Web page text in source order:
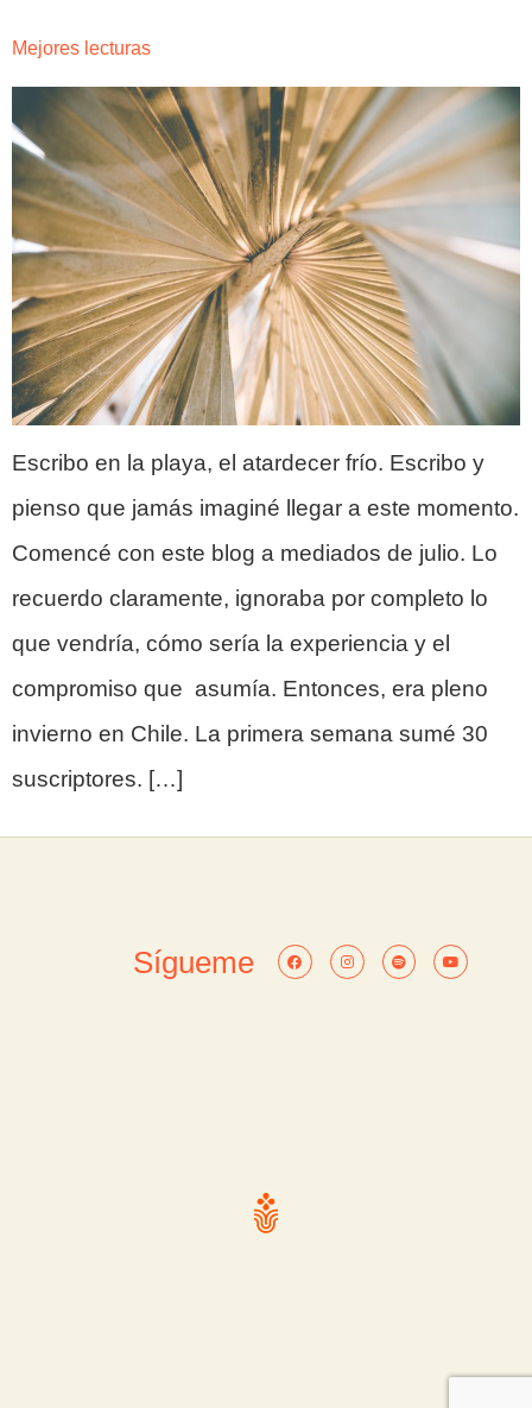
Mejores lecturas
Escribo en la playa, el atardecer frío. Escribo y
pienso que jamás imaginé llegar a este momento.
Comencé con este blog a mediados de julio. Lo
recuerdo claramente, ignoraba por completo lo
que vendría, cómo sería la experiencia y el
compromiso que asumía. Entonces, era pleno
invierno en Chile. La primera semana sumé 30
suscriptores. […]
Sígueme